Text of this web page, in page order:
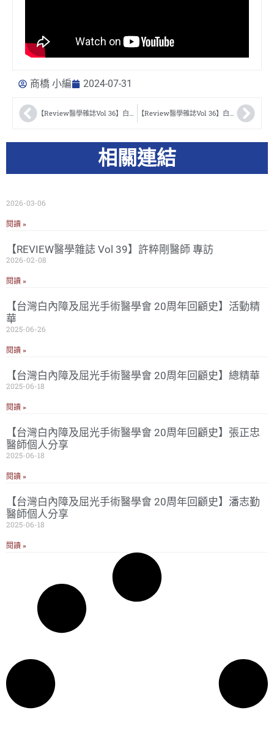
商橋 小編 2024-07-31
【Review醫學雜誌Vol 36】白內障醫學會 TRAN Dinh Minh Huy醫師 【Review醫學雜誌Vol 36】白內障醫學會 Alex Lap Ki NG醫師
相關連結
2026-03-06
閱讀 »
【REVIEW醫學雜誌 Vol 39】許粹剛醫師 專訪
2026-02-08
閱讀 »
【台灣白內障及屈光手術醫學會 20周年回顧史】活動精
華
2025-06-26
閱讀 »
【台灣白內障及屈光手術醫學會 20周年回顧史】總精華
2025-06-18
閱讀 »
【台灣白內障及屈光手術醫學會 20周年回顧史】張正忠
醫師個人分享
2025-06-18
閱讀 »
【台灣白內障及屈光手術醫學會 20周年回顧史】潘志勤
醫師個人分享
2025-06-18
閱讀 »